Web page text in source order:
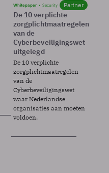
Whitepaper Security Partner
De 10 verplichte
zorgplichtmaatregelen
van de
Cyberbeveiligingswet
uitgelegd
De 10 verplichte
zorgplichtmaatregelen
van de
Cyberbeveiligingswet
waar Nederlandse
organisaties aan moeten
voldoen.